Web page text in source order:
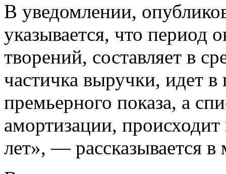
В уведомлении,
указывается, что период
творений, составляет в
частичка выручки, идет
премьерного показа, а
амортизации,
лет», — рассказывается в